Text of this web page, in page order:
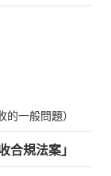
的一般問題）
合規法案」